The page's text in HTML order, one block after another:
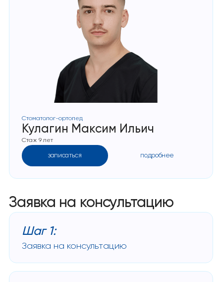
Стоматолог-ортопед
Кулагин Максим Ильич
Стаж 9 лет
записаться подробнее
Заявка на консультацию
Шаг 1:
Заявка на консультацию